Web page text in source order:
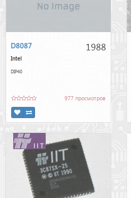
1988
D8087
Intel
DIP40
977 просмотров